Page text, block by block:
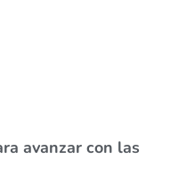
avanzar con las